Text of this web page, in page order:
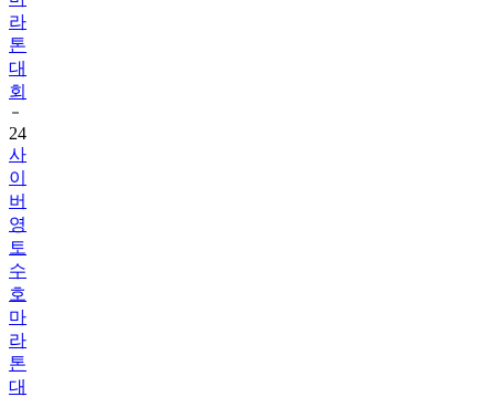
라
톤
대
회
24
사
이
버
영
토
수
호
마
라
톤
대